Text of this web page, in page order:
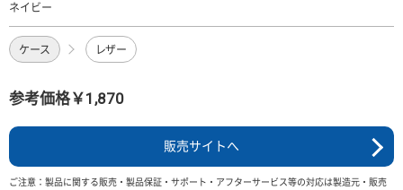
ネイビー
ケース レザー
参考価格￥1,870
販売サイトへ
ご注意：製品に関する販売・製品保証・サポート・アフターサービス等の対応は製造元・販売